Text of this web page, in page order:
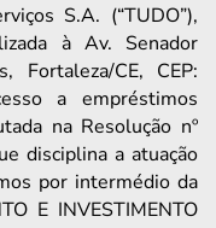
S.A. (“TUDO”),
à Av. Senador
Fortaleza/CE, CEP:
a empréstimos
na Resolução nº
disciplina a atuação
por intermédio da
E INVESTIMENTO